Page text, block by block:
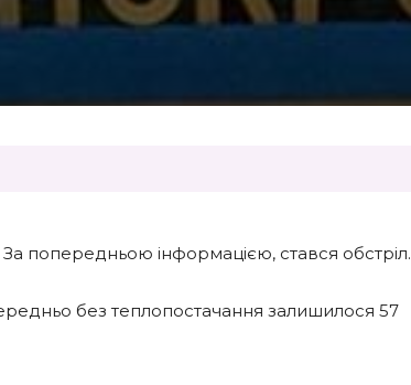
попередньою інформацією, стався обстріл.
без теплопостачання залишилося 57